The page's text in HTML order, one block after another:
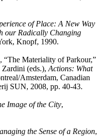
of Place: A New Way
our Radically Changing
Knopf, 1990.
“The Materiality of Parkour,”
(eds.), Actions: What
Amsterdam, Canadian
SUN, 2008, pp. 40-43.
Image of the City,
the Sense of a Region,